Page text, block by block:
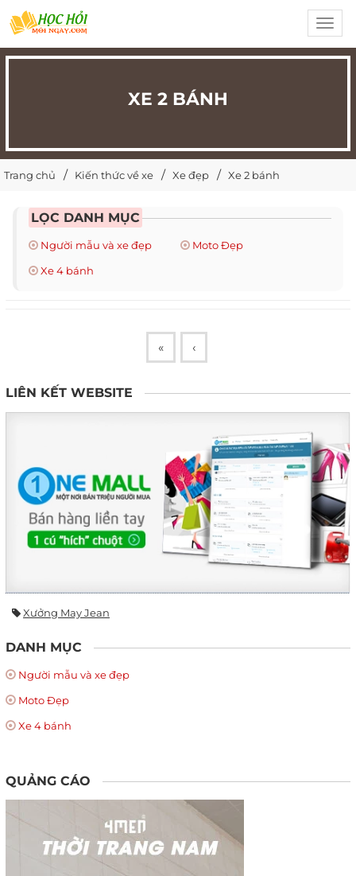
XE 2 BÁNH
Trang chủ Kiến thức về xe Xe đẹp Xe 2 bánh
LỌC DANH MỤC
Người mẫu và xe đẹp
Moto Đẹp
Xe 4 bánh
« ‹
LIÊN KẾT WEBSITE
Xưởng May Jean
DANH MỤC
Người mẫu và xe đẹp
Moto Đẹp
Xe 4 bánh
QUẢNG CÁO